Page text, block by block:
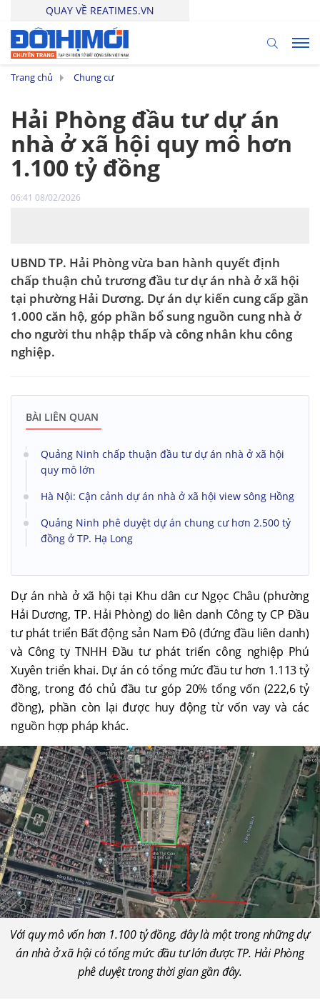
QUAY VỀ REATIMES.VN
Trang chủ Chung cư
Hải Phòng đầu tư dự án
nhà ở xã hội quy mô hơn
1.100 tỷ đồng
06:41 08/02/2026
UBND TP. Hải Phòng vừa ban hành quyết định
chấp thuận chủ trương đầu tư dự án nhà ở xã hội
tại phường Hải Dương. Dự án dự kiến cung cấp gần
1.000 căn hộ, góp phần bổ sung nguồn cung nhà ở
cho người thu nhập thấp và công nhân khu công
nghiệp.
BÀI LIÊN QUAN
Quảng Ninh chấp thuận đầu tư dự án nhà ở xã hội
quy mô lớn
Hà Nội: Cận cảnh dự án nhà ở xã hội view sông Hồng
Quảng Ninh phê duyệt dự án chung cư hơn 2.500 tỷ
đồng ở TP. Hạ Long
Dự án nhà ở xã hội tại Khu dân cư Ngọc Châu (phường
Hải Dương, TP. Hải Phòng) do liên danh Công ty CP Đầu
tư phát triển Bất động sản Nam Đô (đứng đầu liên danh)
và Công ty TNHH Đầu tư phát triển công nghiệp Phú
Xuyên triển khai. Dự án có tổng mức đầu tư hơn 1.113 tỷ
đồng, trong đó chủ đầu tư góp 20% tổng vốn (222,6 tỷ
đồng), phần còn lại được huy động từ vốn vay và các
nguồn hợp pháp khác.
Với quy mô vốn hơn 1.100 tỷ đồng, đây là một trong những dự
án nhà ở xã hội có tổng mức đầu tư lớn được TP. Hải Phòng
phê duyệt trong thời gian gần đây.